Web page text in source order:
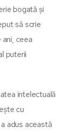
bogată și
să scrie
ceea
puterii
intelectuală
cu
adus această